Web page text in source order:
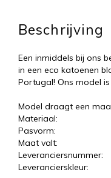
Beschrijving
Een inmiddels bij ons
in een eco katoenen
Portugal! Ons model
Model draagt een
Materiaal:
Pasvorm:
Maat valt:
Leveranciersnummer:
Leverancierskleur: